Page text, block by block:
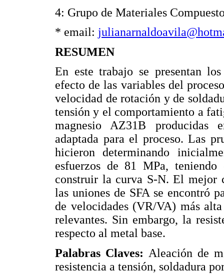
4: Grupo de Materiales
* email:
RESUMEN
En este trabajo se presentan
efecto de las variables del
velocidad de rotación y de
tensión y el comportamiento a
magnesio AZ31B producidas
adaptada para el proceso. Las
hicieron determinando
esfuerzos de 81 MPa,
construir la curva S-N. El mejor
las uniones de SFA se encontró
de velocidades (VR/VA) más
relevantes. Sin embargo, la
respecto al metal base.
Palabras Claves: Aleación de
resistencia a tensión, soldadura